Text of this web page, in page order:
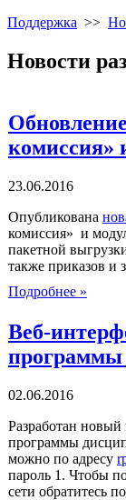
Поддержка >>
Новости
23.06.2016
Опубликована
комиссия» и
пакетной
также приказов и
Подробнее »
Веб-
02.06.2016
Разработан новый
программы
можно по адресу
пароль 1. Чтобы
сети обратитесь